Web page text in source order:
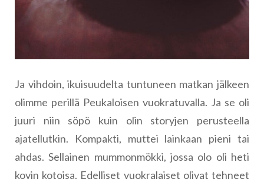
Ja vihdoin, ikuisuudelta tuntuneen matkan jälkeen
olimme perillä Peukaloisen vuokratuvalla. Ja se oli
juuri niin söpö kuin olin storyjen perusteella
ajatellutkin. Kompakti, muttei lainkaan pieni tai
ahdas. Sellainen mummonmökki, jossa olo oli heti
kovin kotoisa. Edelliset vuokralaiset olivat tehneet